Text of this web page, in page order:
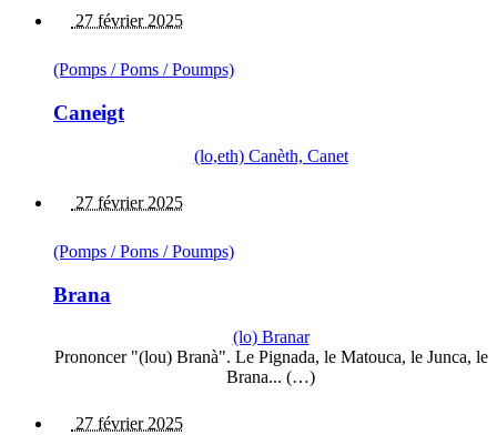
27 février 2025
(Pomps / Poms / Poumps)
Caneigt
(lo,eth) Canèth, Canet
27 février 2025
(Pomps / Poms / Poumps)
Brana
(lo) Branar
Prononcer "(lou) Branà". Le Pignada, le Matouca, le Junca, le
Brana... (…)
27 février 2025